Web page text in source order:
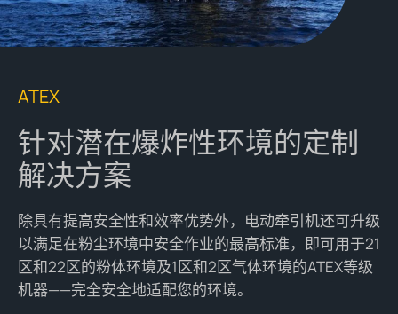
ATEX
针对潜在爆炸性环境的定制
解决方案
除具有提高安全性和效率优势外，电动牵引机还可升级
以满足在粉尘环境中安全作业的最高标准，即可用于21
区和22区的粉体环境及1区和2区气体环境的ATEX等级
机器——完全安全地适配您的环境。